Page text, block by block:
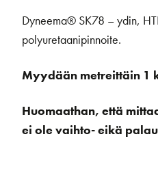
Dyneema® SK78 – ydin,
polyuretaanipinnoite.
Myydään metreittäin 1
Huomaathan, että
ei ole vaihto- eikä